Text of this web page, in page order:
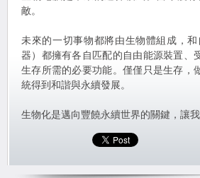
敵。
未來的一切事物都將由生物體組成，
器）都擁有各自匹配的自由能源裝置、
生存所需的必要功能。僅僅只是生存，
統得到和諧與永續發展。
生物化是邁向豐饒永續世界的關鍵，讓